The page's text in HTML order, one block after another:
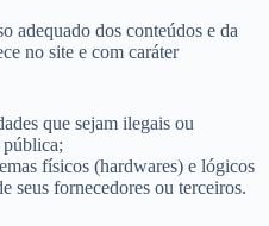
adequado dos conteúdos e da
no site e com caráter
que sejam ilegais ou
pública;
físicos (hardwares) e lógicos
seus fornecedores ou terceiros.